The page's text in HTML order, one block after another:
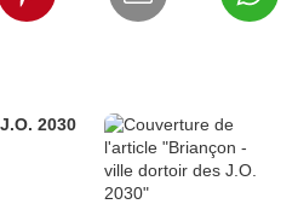
2030